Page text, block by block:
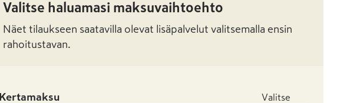
Valitse haluamasi maksuvaihtoehto
Näet tilaukseen saatavilla olevat lisäpalvelut valitsemalla ensin
rahoitustavan.
Kertamaksu Valitse